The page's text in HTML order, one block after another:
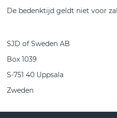
De bedenktijd geldt niet voor
SJD of Sweden AB
Box 1039
S-751 40 Uppsala
Zweden